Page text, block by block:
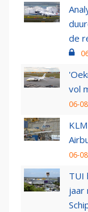
de
vol
06-
06-
TUI
jaar